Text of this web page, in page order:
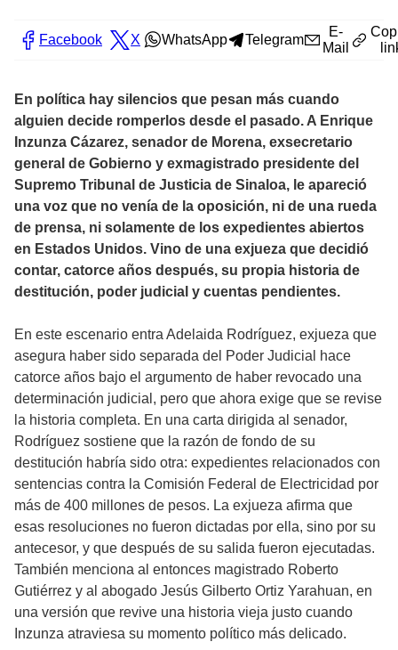
Facebook X WhatsApp Telegram
E-
Mail
En política hay silencios que pesan más cuando
alguien decide romperlos desde el pasado. A Enrique
Inzunza Cázarez, senador de Morena, exsecretario
general de Gobierno y exmagistrado presidente del
Supremo Tribunal de Justicia de Sinaloa, le apareció
una voz que no venía de la oposición, ni de una rueda
de prensa, ni solamente de los expedientes abiertos
en Estados Unidos. Vino de una exjueza que decidió
contar, catorce años después, su propia historia de
destitución, poder judicial y cuentas pendientes.
En este escenario entra Adelaida Rodríguez, exjueza que
asegura haber sido separada del Poder Judicial hace
catorce años bajo el argumento de haber revocado una
determinación judicial, pero que ahora exige que se revise
la historia completa. En una carta dirigida al senador,
Rodríguez sostiene que la razón de fondo de su
destitución habría sido otra: expedientes relacionados con
sentencias contra la Comisión Federal de Electricidad por
más de 400 millones de pesos. La exjueza afirma que
esas resoluciones no fueron dictadas por ella, sino por su
antecesor, y que después de su salida fueron ejecutadas.
También menciona al entonces magistrado Roberto
Gutiérrez y al abogado Jesús Gilberto Ortiz Yarahuan, en
una versión que revive una historia vieja justo cuando
Inzunza atraviesa su momento político más delicado.